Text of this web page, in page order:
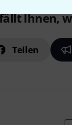
Ihnen,
Teilen